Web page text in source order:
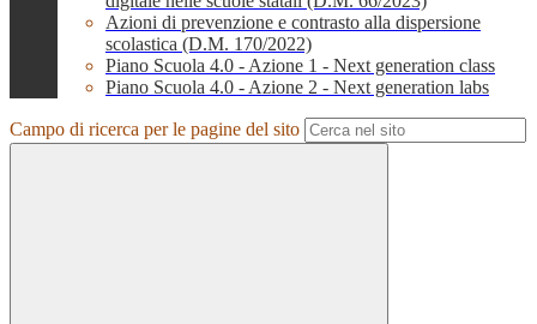
Azioni di prevenzione e contrasto alla dispersione
scolastica (D.M. 170/2022)
Piano Scuola 4.0 - Azione 1 - Next generation class
Piano Scuola 4.0 - Azione 2 - Next generation labs
Campo di ricerca per le pagine del sito